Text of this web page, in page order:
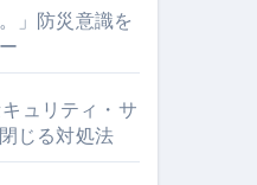
」防災意識を
ュリティ・サ
じる対処法